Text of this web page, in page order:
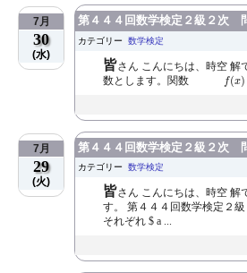
7月
30
(水)
第４４４回数学検定２級２次
カテゴリー 数学検定
皆さん こんにちは、時空
数とします。関数
f(x)
f(x) =
7月
29
(火)
第４４４回数学検定２級２次
カテゴリー 数学検定
皆さん こんにちは、時空 解
す。 第４４４回数学検定２
それぞれ $ a ...